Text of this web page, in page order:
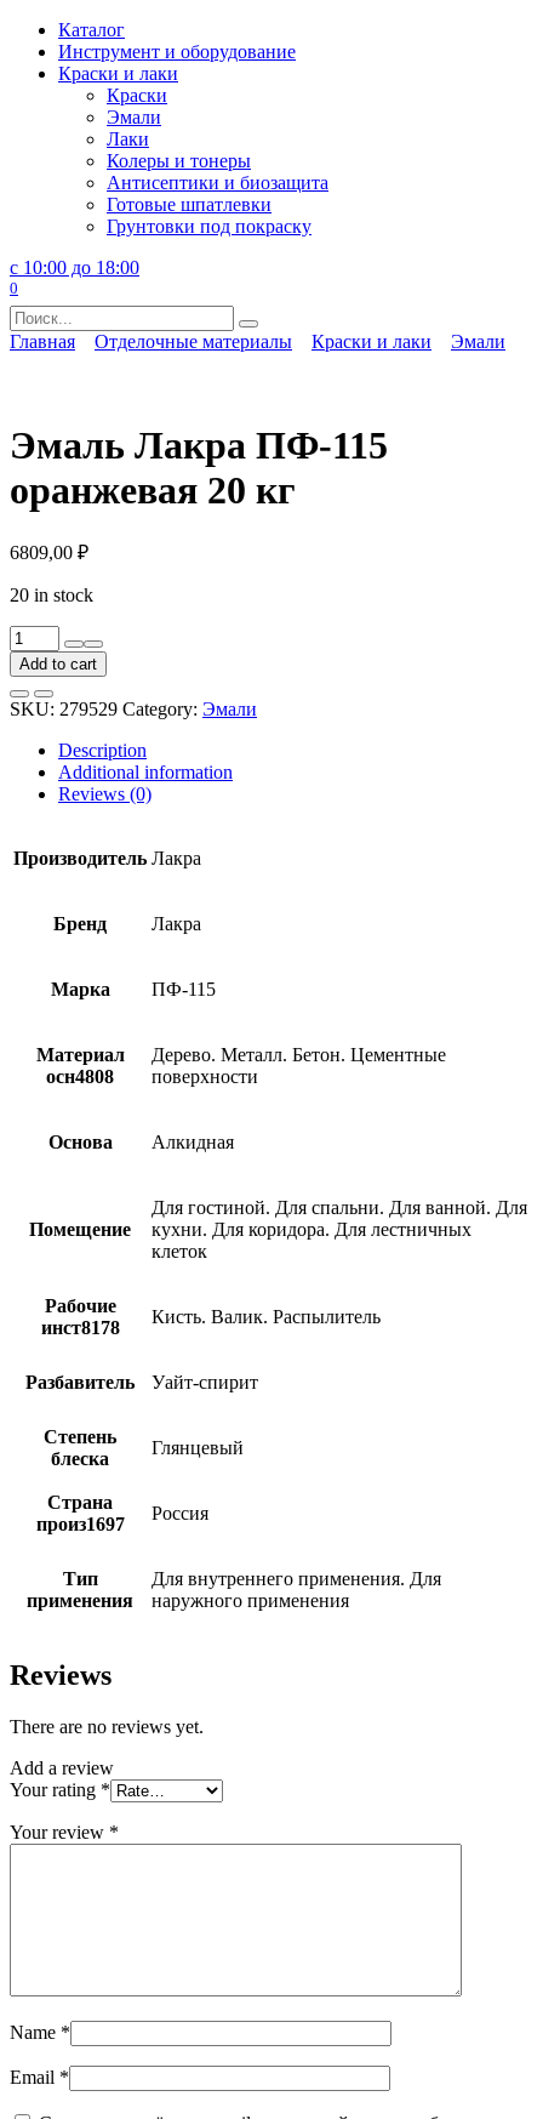
Перейти
содержанию
Каталог
Инструмент и оборудование
Краски и лаки
Краски
Эмали
Лаки
Колеры и тонеры
Антисептики и биозащита
Готовые шпатлевки
Грунтовки под покраску
с 10:00 до 18:00
0
Search
for:
Главная Отделочные материалы Краски и лаки Эмали
Эмаль Лакра ПФ-115
оранжевая 20 кг
6809,00 ₽
20 in stock
Эмаль
Лакра
ПФ-115
оранжевая
20
quantity
Add to cart
SKU: 279529 Category: Эмали
Description
Additional information
Reviews (0)
Производитель Лакра
Бренд Лакра
Марка ПФ-115
Материал
осн4808
Дерево. Металл. Бетон. Цементные
поверхности
Основа Алкидная
Помещение
Для гостиной. Для спальни. Для ванной. Для
кухни. Для коридора. Для лестничных
клеток
Рабочие
инст8178
Кисть. Валик. Распылитель
Разбавитель Уайт-спирит
Степень
блеска
Глянцевый
Страна
произ1697
Россия
Тип
применения
Для внутреннего применения. Для
наружного применения
Reviews
There are no reviews yet.
Add a review
Your rating *
Your review *
Name *
Email *